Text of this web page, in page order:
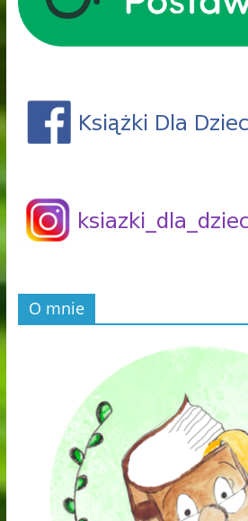
O mnie